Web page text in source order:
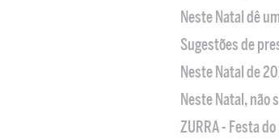
Neste Natal dê
Sugestões de
Neste Natal de
Neste Natal, não
ZURRA - Festa